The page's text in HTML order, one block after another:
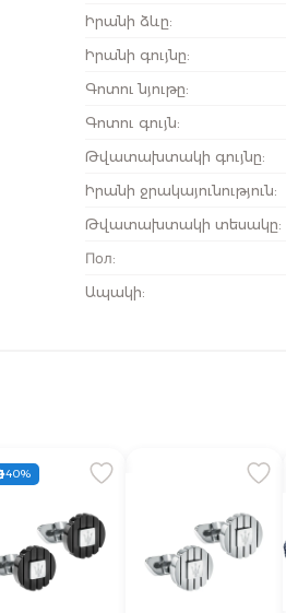
Իրանի ձևը:
Իրանի գույնը:
Գոտու նյութը:
Գոտու գույն:
Թվատախտակի գույնը:
Իրանի ջրակայունություն:
Թվատախտակի տեսակը:
Пол:
Ապակի:
40%